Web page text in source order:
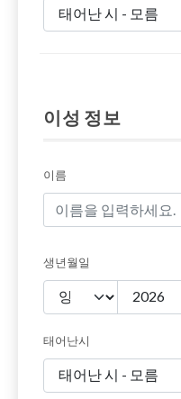
이성 정보
이름
생년월일
태어난시